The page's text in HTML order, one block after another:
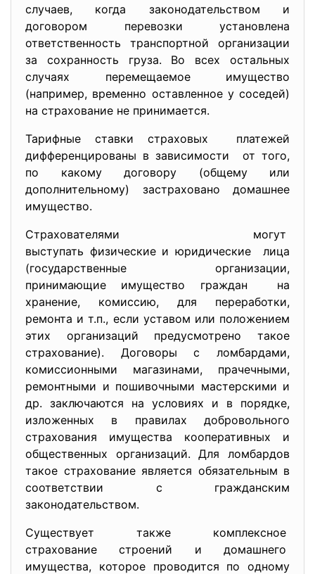
случаев, когда законодательством и
договором перевозки установлена
ответственность транспортной организации
за сохранность груза. Во всех остальных
случаях перемещаемое имущество
(например, временно оставленное у соседей)
на страхование не принимается.
Тарифные ставки страховых платежей
дифференцированы в зависимости от того,
по какому договору (общему или
дополнительному) застраховано домашнее
имущество.
Страхователями могут
выступать физические и юридические лица
(государственные организации,
принимающие имущество граждан на
хранение, комиссию, для переработки,
ремонта и т.п., если уставом или положением
этих организаций предусмотрено такое
страхование). Договоры с ломбардами,
комиссионными магазинами, прачечными,
ремонтными и пошивочными мастерскими и
др. заключаются на условиях и в порядке,
изложенных в правилах добровольного
страхования имущества кооперативных и
общественных организаций. Для ломбардов
такое страхование является обязательным в
соответствии с гражданским
законодательством.
Существует также комплексное
страхование строений и домашнего
имущества, которое проводится по одному